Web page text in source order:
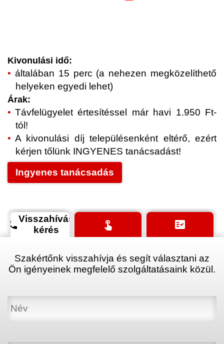
Kivonulási idő:
általában 15 perc (a nehezen megközelíthető
helyeken egyedi lehet)
Árak:
Távfelügyelet értesítéssel már havi 1.950 Ft-
tól!
A kivonulási díj településenként eltérő, ezért
kérjen tőlünk INGYENES tanácsadást!
Ingyenes tanácsadás
phoneVisszahívás
kérés
touch_app fact_check
Szakértőnk visszahívja és segít választani az
Ön igényeinek megfelelő szolgáltatásaink közül.